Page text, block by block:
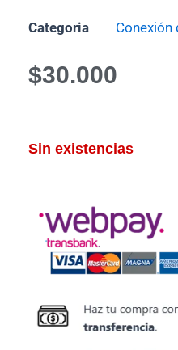
Categoria Conexión
$30.000
Sin existencias